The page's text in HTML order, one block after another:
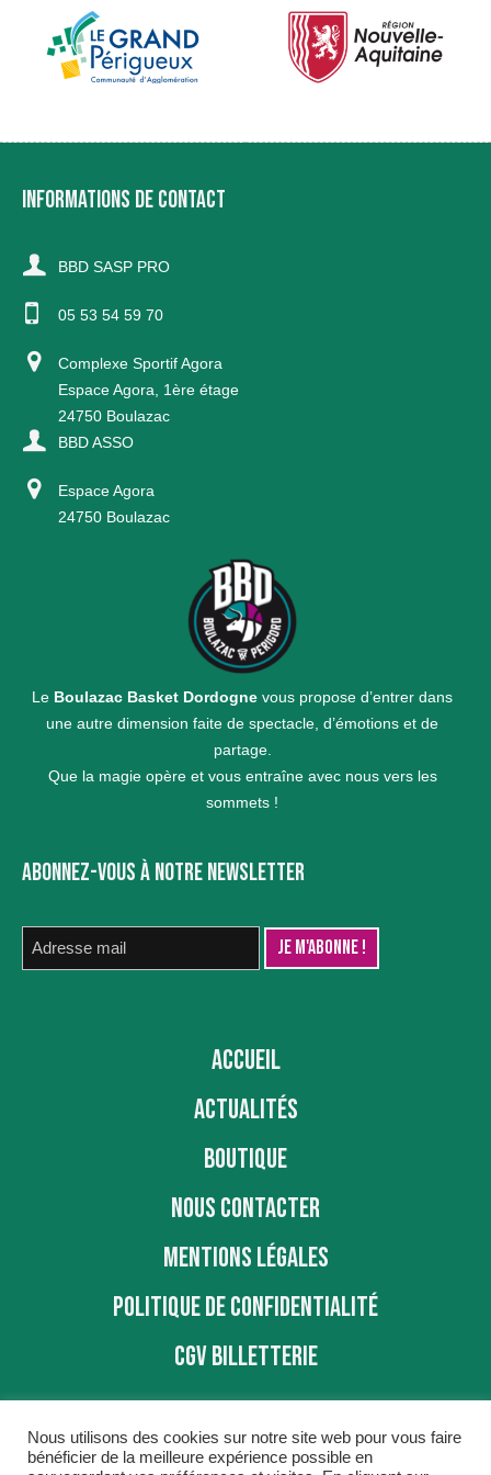
INFORMATIONS DE CONTACT
BBD SASP PRO
05 53 54 59 70
Complexe Sportif Agora
Espace Agora, 1ère étage
24750 Boulazac
BBD ASSO
Espace Agora
24750 Boulazac
Le Boulazac Basket Dordogne vous propose d’entrer dans
une autre dimension faite de spectacle, d’émotions et de
partage.
Que la magie opère et vous entraîne avec nous vers les
sommets !
ABONNEZ-VOUS À NOTRE NEWSLETTER
ACCUEIL
ACTUALITÉS
BOUTIQUE
NOUS CONTACTER
MENTIONS LÉGALES
POLITIQUE DE CONFIDENTIALITÉ
CGV BILLETTERIE
Nous utilisons des cookies sur notre site web pour vous faire
bénéficier de la meilleure expérience possible en